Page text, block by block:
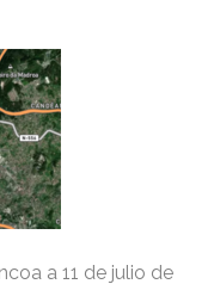
a 11 de julio de